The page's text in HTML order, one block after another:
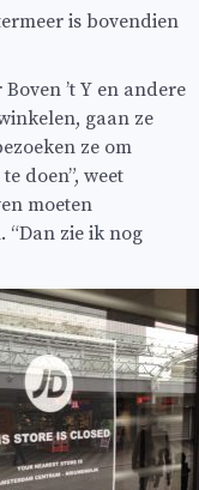
is bovendien
’t Y en andere
gaan ze
ze om
doen”, weet
moeten
“Dan zie ik nog